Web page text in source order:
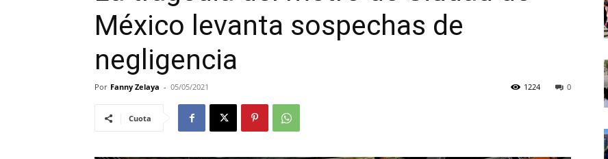
México levanta sospechas de
negligencia
Por Fanny Zelaya - 05/05/2021 0
1224
Cuota